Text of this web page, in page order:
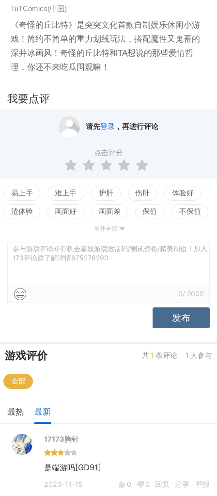
TuTComics(中国)
《奇怪的丘比特》是突突文化首款自制娱乐休闲小游
戏！简约不简单的重力划线玩法，搭配魔性又鬼畜的
深井冰画风！奇怪的丘比特和TA想说的那些爱情哲
理，你还不来吃瓜围观嘛！
我要点评
请先登录，再进行评论
点击评分
易上手 难上手 护肝 伤肝 体验好
渣体验 画面好 画面差 保值 不保值
测试
谜题出彩 谜题无趣 叙事佳 叙事差
展开全部
参与游戏评论即有机会赢取游戏激活码/测试资格/精美周边！加入
173评论群了解详情675276290
0/ 2000
发布
游戏评价 共 1 条评论 1 人参与
全部
最热 最新
17173胸针
是端游吗[GD91]
2023-11-15 0 0 回复 分享 举报